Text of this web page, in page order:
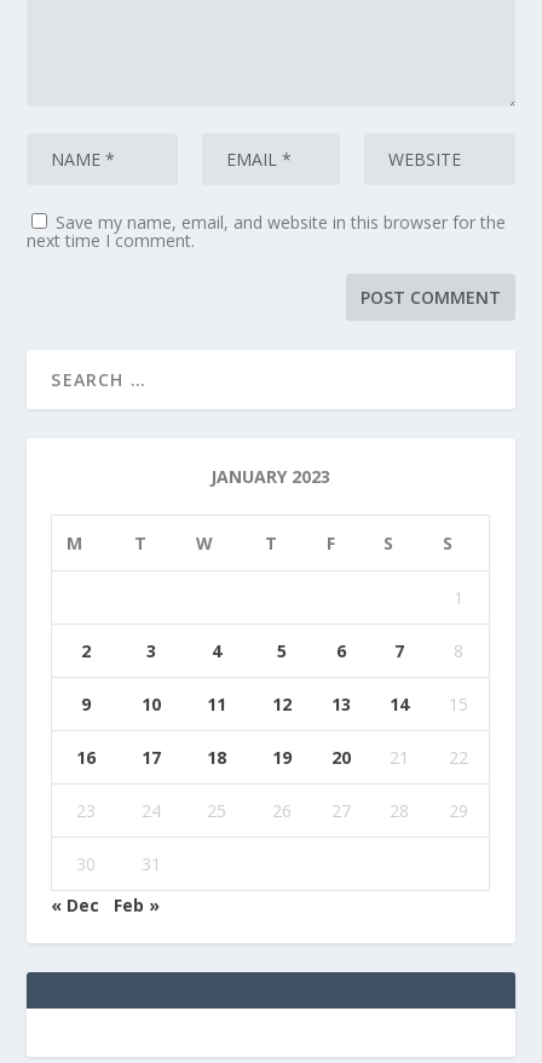
Save my name, email, and website in this browser for the
next time I comment.
JANUARY 2023
M T W T F S S
1
2 3 4 5 6 7 8
9 10 11 12 13 14 15
16 17 18 19 20 21 22
23 24 25 26 27 28 29
30
31
« Dec
Feb »